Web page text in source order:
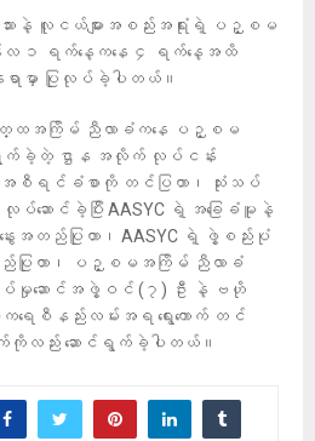
သားနဲ့ လူငယ်များအစည်းအရုံးရဲ့ ပဉ္စမ
န်လ ၁ ရက်နေ့ကနေ ၄ ရက်နေ့အထိ
ာမှာ ပြုလုပ်ခဲ့ပါတယ်။
တ္ထအကြိမ် ညီလာခံကနေ ပဉ္စမ
က်ခဲ့တဲ့ ဌာန အလိုက် လုပ်ငန်း
စီရင်ခံစာကို တင်ပြတာ၊ သုံးသပ်
လုပ်ဆောင်ခဲ့ပြီး AASYC ရဲ့ အခြေခံမူနဲ့
းနွေးအတည်ပြုတာ၊ AASYC ရဲ့ ဖွဲ့စည်းပုံ
ည်ပြုတာ၊ ပဉ္စမအကြိမ် ညီလာခံ
ဆောင်အဖွဲ့ဝင် (၇) ဦး နဲ့ ဗဟို
ေစီနည်းလမ်းအရ ရွေးကောက် တင်
က်ကိုလည်း ဆောင်ရွက်ခဲ့ပါတယ်။